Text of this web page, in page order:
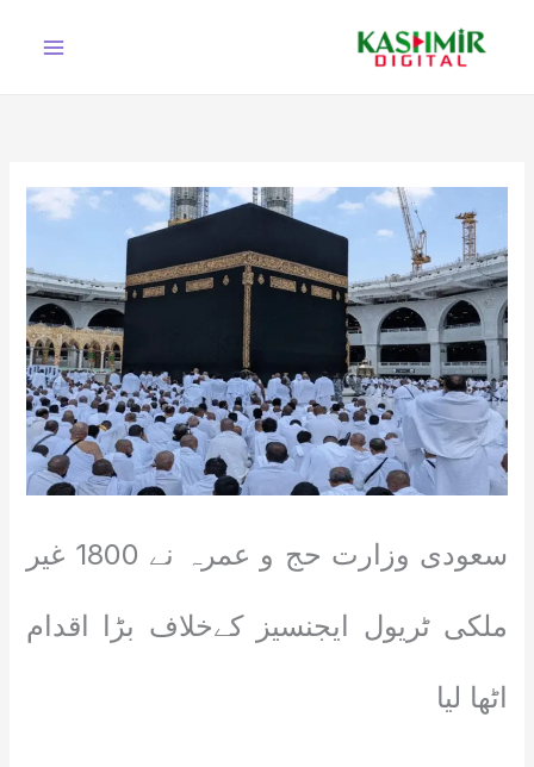
سعودی وزارت حج و عمرہ نے 1800 غیر
ملکی ٹریول ایجنسیز کےخلاف بڑا اقدام
اٹھا لیا